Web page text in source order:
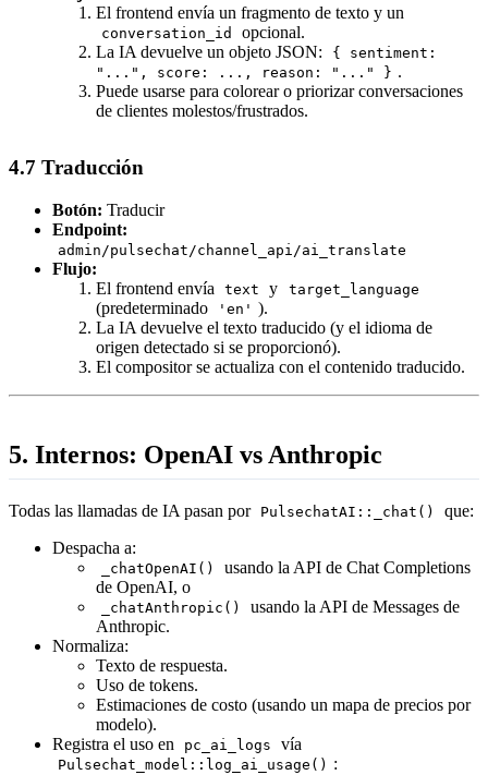
El frontend envía un fragmento de texto y un
conversation_id
opcional.
La IA devuelve un objeto JSON:
{ sentiment:
"...", score: ..., reason: "..." } .
Puede usarse para colorear o priorizar conversaciones
de clientes molestos/frustrados.
4.7 Traducción
Botón: Traducir
Endpoint:
admin/pulsechat/channel_api/ai_translate
Flujo:
El frontend envía
text y target_language
(predeterminado 'en' ).
La IA devuelve el texto traducido (y el idioma de
origen detectado si se proporcionó).
El compositor se actualiza con el contenido traducido.
5. Internos: OpenAI vs Anthropic
Todas las llamadas de IA pasan por PulsechatAI::_chat()
que:
Despacha a:
_chatOpenAI()
usando la API de Chat Completions
de OpenAI, o
_chatAnthropic()
usando la API de Messages de
Anthropic.
Normaliza:
Texto de respuesta.
Uso de tokens.
Estimaciones de costo (usando un mapa de precios por
modelo).
Registra el uso en
pc_ai_logs vía
Pulsechat_model::log_ai_usage() :